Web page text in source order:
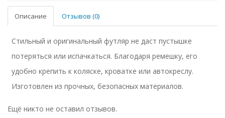
Описание Отзывов (0)
Стильный и оригинальный футляр не даст пустышке
потеряться или испачкаться. Благодаря ремешку, его
удобно крепить к коляске, кроватке или автокреслу.
Изготовлен из прочных, безопасных материалов.
Ещё никто не оставил отзывов.